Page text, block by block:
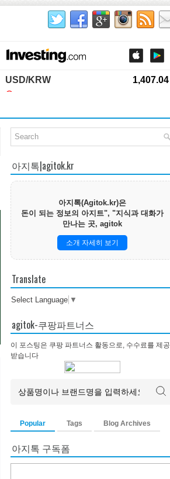
아지톡|agitok.kr
아지톡(Agitok.kr)은
돈이 되는 정보의 아지트", "지식과 대화가
만나는 곳, agitok
소개 자세히 보기
Translate
Select Language ▼
agitok-쿠팡파트너스
이 포스팅은 쿠팡 파트너스 활동으로, 수수료를 제공
받습니다
Popular Tags Blog Archives
아지톡 구독폼